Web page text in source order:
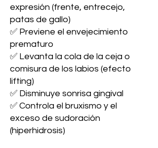
expresión (frente, entrecejo,
patas de gallo)
✅ Previene el envejecimiento
prematuro
✅ Levanta la cola de la ceja o
comisura de los labios (efecto
lifting)
✅ Disminuye sonrisa gingival
✅ Controla el bruxismo y el
exceso de sudoración
(hiperhidrosis)